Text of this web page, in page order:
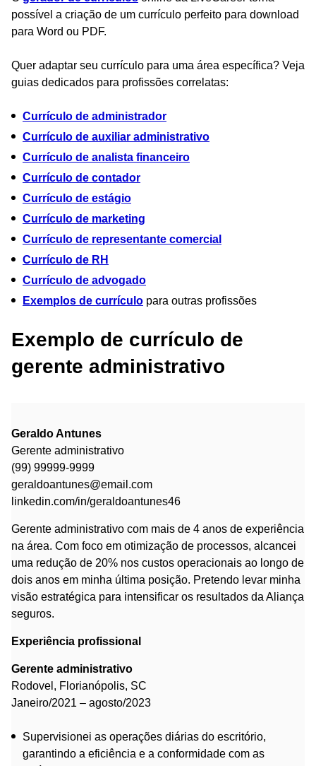
possível a criação de um currículo perfeito para download
para Word ou PDF.
Quer adaptar seu currículo para uma área específica? Veja
guias dedicados para profissões correlatas:
Currículo de administrador
Currículo de auxiliar administrativo
Currículo de analista financeiro
Currículo de contador
Currículo de estágio
Currículo de marketing
Currículo de representante comercial
Currículo de RH
Currículo de advogado
Exemplos de currículo para outras profissões
Exemplo de currículo de
gerente administrativo
Geraldo Antunes
Gerente administrativo
(99) 99999-9999
geraldoantunes@email.com
linkedin.com/in/geraldoantunes46
Gerente administrativo com mais de 4 anos de experiência
na área. Com foco em otimização de processos, alcancei
uma redução de 20% nos custos operacionais ao longo de
dois anos em minha última posição. Pretendo levar minha
visão estratégica para intensificar os resultados da Aliança
seguros.
Experiência profissional
Gerente administrativo
Rodovel, Florianópolis, SC
Janeiro/2021 – agosto/2023
Supervisionei as operações diárias do escritório,
garantindo a eficiência e a conformidade com as